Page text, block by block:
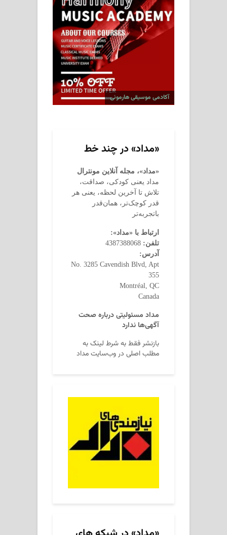
آکادمی موسیقی هارمونی
«مداد» در چند خط
«مداد»، مجله آنلاین مونترال
مداد یعنی کودکی، صداقت،
تلاش تا آخرین لحظه، یعنی هر
قدر کوچک‌تر، همان‌قدر
باتجربه‌تر
ارتباط با «مداد»:
تلفن:
آدرس:
No. 3285 Cavendish Blvd, Apt
355
Montréal, QC
Canada
مداد مسئولیتی درباره صحت
آگهی‌ها ندارد
بازنشر فقط به شرط لینک به
مطلب اصلی در وب‌سایت مداد